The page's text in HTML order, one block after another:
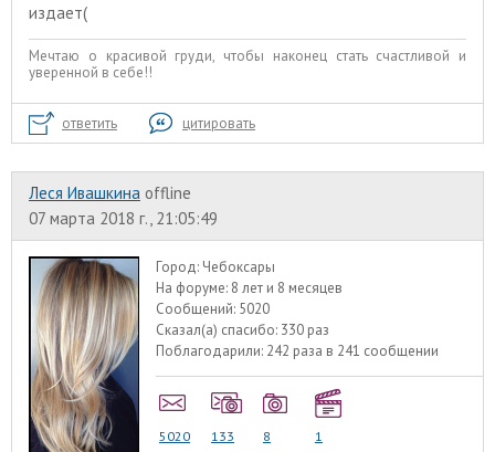
издает(
Мечтаю о красивой груди, чтобы наконец стать счастливой и
уверенной в себе!!
ответить цитировать
Леся Ивашкина offline
07 марта 2018 г., 21:05:49
Город: Чебоксары
На форуме: 8 лет и 8 месяцев
Сообщений: 5020
Сказал(а) спасибо: 330 раз
Поблагодарили: 242 раза в 241 сообщении
5020 133 8 1